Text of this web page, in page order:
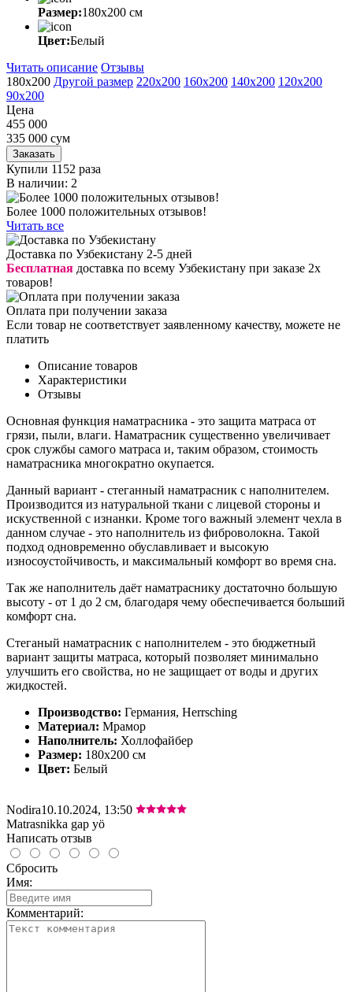
Размер:180х200 см
Цвет:Белый
Читать описание Отзывы
180х200 Другой размер 220х200 160х200 140х200 120x200
90x200
Цена
455 000
335 000 сум
Заказать
Купили 1152 раза
В наличии: 2
Более 1000 положительных отзывов!
Читать все
Доставка по Узбекистану 2-5 дней
Бесплатная доставка по всему Узбекистану при заказе 2х
товаров!
Оплата при получении заказа
Если товар не соответствует заявленному качеству, можете не
платить
Описание товаров
Характеристики
Отзывы
Основная функция наматрасника - это защита матраса от
грязи, пыли, влаги. Наматрасник существенно увеличивает
срок службы самого матраса и, таким образом, стоимость
наматрасника многократно окупается.
Данный вариант - стеганный наматрасник с наполнителем.
Производится из натуральной ткани с лицевой стороны и
искуственной с изнанки. Кроме того важный элемент чехла в
данном случае - это наполнитель из фиброволокна. Такой
подход одновременно обуславливает и высокую
износоустойчивость, и максимальный комфорт во время сна.
Так же наполнитель даёт наматраснику достаточно большую
высоту - от 1 до 2 см, благодаря чему обеспечивается больший
комфорт сна.
Стеганый наматрасник с наполнителем - это бюджетный
вариант защиты матраса, который позволяет минимально
улучшить его свойства, но не защищает от воды и других
жидкостей.
Производство: Германия, Herrsching
Материал: Мрамор
Наполнитель: Холлофайбер
Размер: 180х200 см
Цвет: Белый
Nodira10.10.2024, 13:50
Matrasnikka gap yö
Написать отзыв
Сбросить
Имя:
Комментарий: